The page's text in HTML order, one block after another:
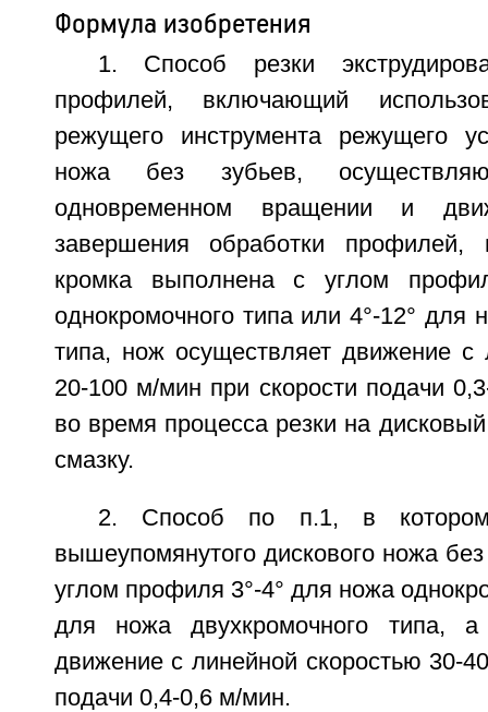
Формула изобретения
1. Способ резки
профилей, включающий
режущего инструмента режущего
ножа без зубьев,
одновременном вращении и
завершения обработки
кромка выполнена с углом
однокромочного типа или 4°-12° для
типа, нож осуществляет движение с
20-100 м/мин при скорости подачи
во время процесса резки на
смазку.
2. Способ по п.1, в
вышеупомянутого дискового ножа
углом профиля 3°-4° для ножа
для ножа двухкромочного типа,
движение с линейной скоростью 30-
подачи 0,4-0,6 м/мин.